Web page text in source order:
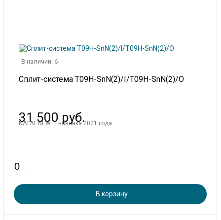
В наличии: 6
Сплит-система T09H-SnN(2)/I/T09H-SnN(2)/O
NATAL NEW — новинка 2021 года
31 500 руб.
В корзину